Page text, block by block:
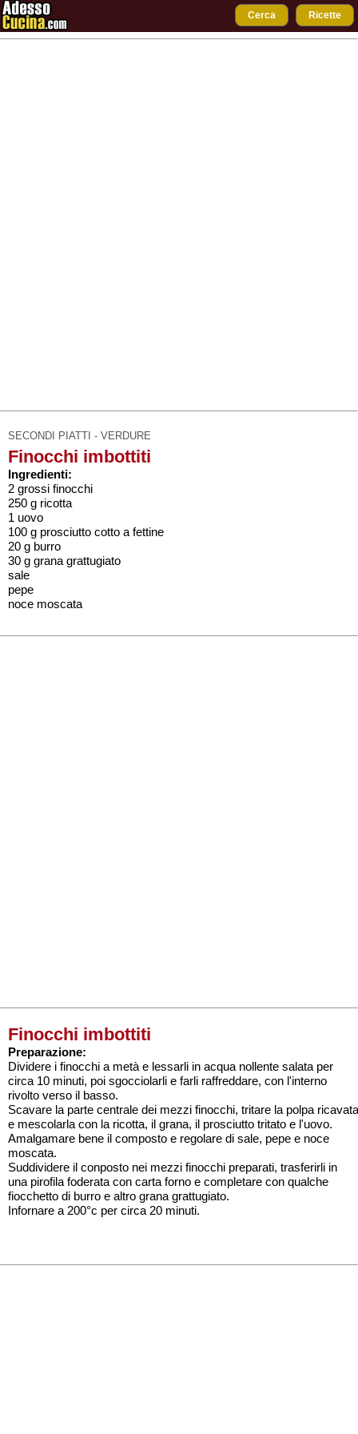
Cerca Ricette
SECONDI PIATTI - VERDURE
Finocchi imbottiti
Ingredienti:
2 grossi finocchi
250 g ricotta
1 uovo
100 g prosciutto cotto a fettine
20 g burro
30 g grana grattugiato
sale
pepe
noce moscata
Finocchi imbottiti
Preparazione:
Dividere i finocchi a metà e lessarli in acqua nollente salata per
circa 10 minuti, poi sgocciolarli e farli raffreddare, con l'interno
rivolto verso il basso.
Scavare la parte centrale dei mezzi finocchi, tritare la polpa ricavata
e mescolarla con la ricotta, il grana, il prosciutto tritato e l'uovo.
Amalgamare bene il composto e regolare di sale, pepe e noce
moscata.
Suddividere il conposto nei mezzi finocchi preparati, trasferirli in
una pirofila foderata con carta forno e completare con qualche
fiocchetto di burro e altro grana grattugiato.
Infornare a 200°c per circa 20 minuti.